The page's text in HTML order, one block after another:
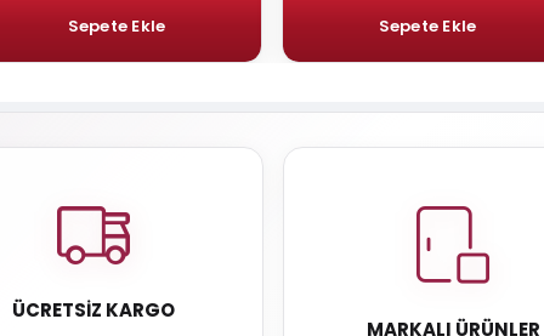
ÜCRETSIZ KARGO
MARKALI ÜRÜNLER